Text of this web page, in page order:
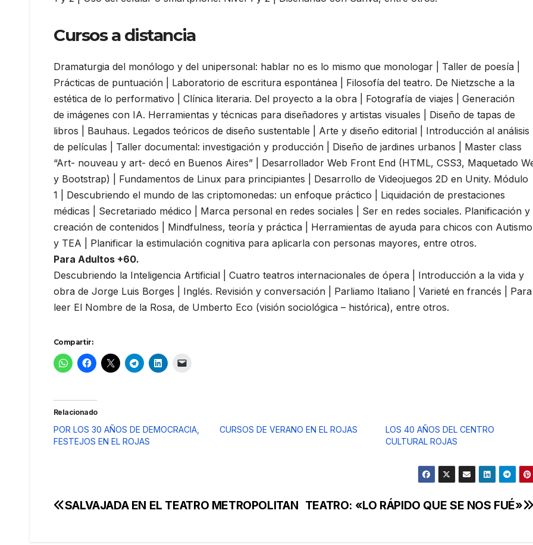
Cursos a distancia
Dramaturgia del monólogo y del unipersonal: hablar no es lo mismo que monologar | Taller de poesía |
Prácticas de puntuación | Laboratorio de escritura espontánea | Filosofía del teatro. De Nietzsche a la
estética de lo performativo | Clínica literaria. Del proyecto a la obra | Fotografía de viajes | Generación
de imágenes con IA. Herramientas y técnicas para diseñadores y artistas visuales | Diseño de tapas de
libros | Bauhaus. Legados teóricos de diseño sustentable | Arte y diseño editorial | Introducción al análisis
de películas | Taller documental: investigación y producción | Diseño de jardines urbanos | Master class
“Art- nouveau y art- decó en Buenos Aires” | Desarrollador Web Front End (HTML, CSS3, Maquetado
y Bootstrap) | Fundamentos de Linux para principiantes | Desarrollo de Videojuegos 2D en Unity. Módulo
1 | Descubriendo el mundo de las criptomonedas: un enfoque práctico | Liquidación de prestaciones
médicas | Secretariado médico | Marca personal en redes sociales | Ser en redes sociales. Planificación y
creación de contenidos | Mindfulness, teoría y práctica | Herramientas de ayuda para chicos con Autismo
y TEA | Planificar la estimulación cognitiva para aplicarla con personas mayores, entre otros.
Para Adultos +60.
Descubriendo la Inteligencia Artificial | Cuatro teatros internacionales de ópera | Introducción a la vida y
obra de Jorge Luis Borges | Inglés. Revisión y conversación | Parliamo Italiano | Varieté en francés | Para
leer El Nombre de la Rosa, de Umberto Eco (visión sociológica – histórica), entre otros.
Compartir:
Relacionado
POR LOS 30 AÑOS DE DEMOCRACIA,
FESTEJOS EN EL ROJAS
CURSOS DE VERANO EN EL ROJAS
LOS 40 AÑOS DEL CENTRO
CULTURAL ROJAS
Navegación
TEATRO: «LO RÁPIDO QUE SE NOS FUÉ»
SALVAJADA EN EL TEATRO METROPOLITAN